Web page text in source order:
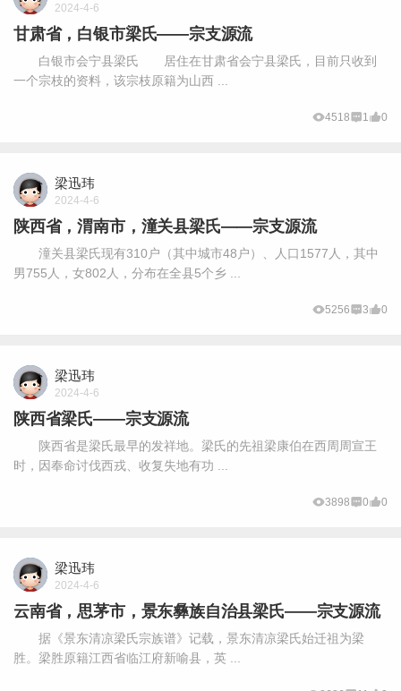
2024-4-6
甘肃省，白银市梁氏——宗支源流
白银市会宁县梁氏 居住在甘肃省会宁县梁氏，目前只收到
一个宗枝的资料，该宗枝原籍为山西 ...
4518 1 0
梁迅玮
2024-4-6
陕西省，渭南市，潼关县梁氏——宗支源流
潼关县梁氏现有310户（其中城市48户）、人口1577人，其中
男755人，女802人，分布在全县5个乡 ...
5256 3 0
梁迅玮
2024-4-6
陕西省梁氏——宗支源流
陕西省是梁氏最早的发祥地。梁氏的先祖梁康伯在西周周宣王
时，因奉命讨伐西戎、收复失地有功 ...
3898 0 0
梁迅玮
2024-4-6
云南省，思茅市，景东彝族自治县梁氏——宗支源流
据《景东清凉梁氏宗族谱》记载，景东清凉梁氏始迁祖为梁
胜。梁胜原籍江西省临江府新喻县，英 ...